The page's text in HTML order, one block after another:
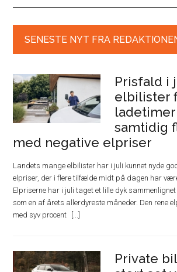
SENESTE NYT FRA
Prisfald i
elbilister
ladetimer
samtidig
med negative elpriser
Landets mange elbilister har i juli kunnet nyde
elpriser, der i flere tilfælde midt på dagen har
Elpriserne har i juli taget et lille dyk
som en af årets allerdyreste måneder. Den rene
med syv procent
Private